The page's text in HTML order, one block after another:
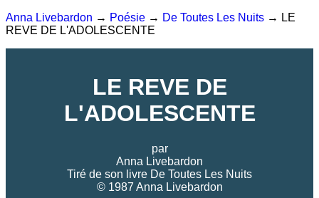
Anna Livebardon → Poésie → De Toutes Les Nuits → LE
REVE DE L'ADOLESCENTE
LE REVE DE
L'ADOLESCENTE
par
Anna Livebardon
Tiré de son livre De Toutes Les Nuits
© 1987 Anna Livebardon